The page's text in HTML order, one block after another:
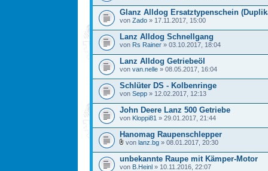
Glanz Alldog Ersatztypenschein
von Zado » 17.11.2017, 15:00
Lanz Alldog Schnellgang
von Rs Rainer » 03.10.2017, 18:04
Lanz Alldog Getriebeöl
von van.nelle » 08.05.2017, 16:04
Schlüter DS - Kolbenringe
von Sepp » 12.02.2017, 12:13
John Deere Lanz 500 Getriebe
von Kloppi81 » 29.01.2017, 21:44
Hanomag Raupenschlepper
von lanz.bg » 08.01.2017, 20:30
unbekannte Raupe mit Kämper-Motor
von B.Heinl » 10.11.2016, 22:07